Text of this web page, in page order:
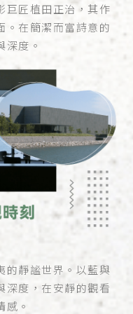
巨匠植田正治，其作
。在簡潔而富詩意的
深度。
的靜謐世界。以藍與
深度，在安靜的觀看
。